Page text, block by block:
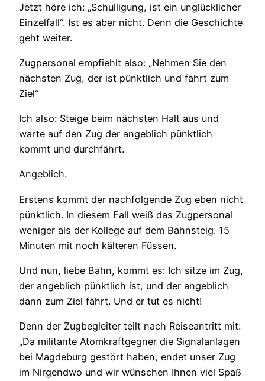
Jetzt höre ich: „Schulligung, ist ein unglücklicher
Einzelfall“. Ist es aber nicht. Denn die Geschichte
geht weiter.
Zugpersonal empfiehlt also: „Nehmen Sie den
nächsten Zug, der ist pünktlich und fährt zum
Ziel“
Ich also: Steige beim nächsten Halt aus und
warte auf den Zug der angeblich pünktlich
kommt und durchfährt.
Angeblich.
Erstens kommt der nachfolgende Zug eben nicht
pünktlich. In diesem Fall weiß das Zugpersonal
weniger als der Kollege auf dem Bahnsteig. 15
Minuten mit noch kälteren Füssen.
Und nun, liebe Bahn, kommt es: Ich sitze im Zug,
der angeblich pünktlich ist, und der angeblich
dann zum Ziel fährt. Und er tut es nicht!
Denn der Zugbegleiter teilt nach Reiseantritt mit:
„Da militante Atomkraftgegner die Signalanlagen
bei Magdeburg gestört haben, endet unser Zug
im Nirgendwo und wir wünschen Ihnen viel Spaß